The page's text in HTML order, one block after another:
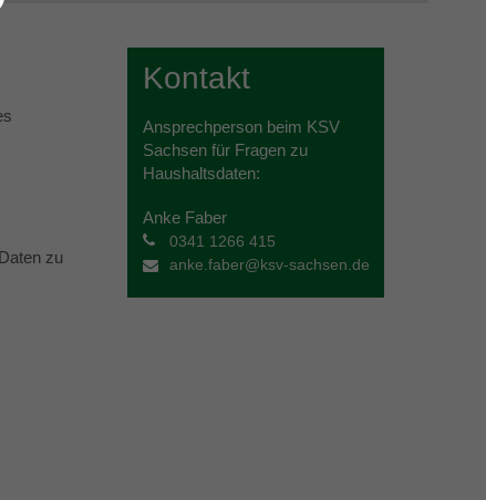
zu
Kontakt
Ansprechperson beim KSV
Sachsen für Fragen zu
Haushaltsdaten:
Anke Faber
0341 1266 415
anke.faber@ksv-sachsen.de